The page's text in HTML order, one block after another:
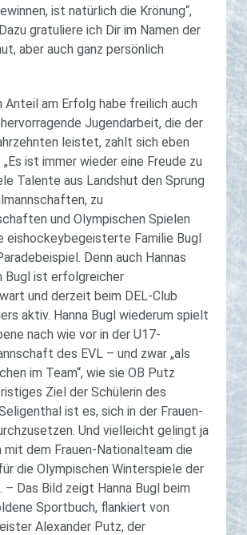
ist natürlich die Krönung“,
gratuliere ich Dir im Namen der
aber auch ganz persönlich
Anteil am Erfolg habe freilich auch
hervorragende Jugendarbeit, die der
leistet, zahlt sich eben
„Es ist immer wieder eine Freude zu
Talente aus Landshut den Sprung
zu
und Olympischen Spielen
eishockeybegeisterte Familie Bugl
Denn auch Hannas
Bugl ist erfolgreicher
und derzeit beim DEL-Club
aktiv. Hanna Bugl wiederum spielt
nach wie vor in der U17-
des EVL – und zwar „als
im Team“, wie sie OB Putz
Ziel der Schülerin des
ist es, sich in der Frauen-
Und vielleicht gelingt ja
mit dem Frauen-Nationalteam die
die Olympischen Winterspiele der
– Das Bild zeigt Hanna Bugl beim
Sportbuch, flankiert von
Alexander Putz, der